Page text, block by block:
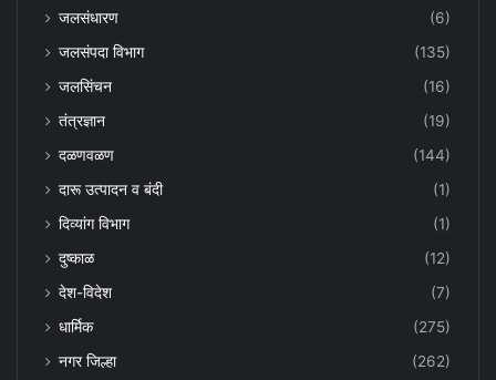
जलसंधारण
(6)
जलसंपदा विभाग
(135)
जलसिंचन
(16)
तंत्रज्ञान
(19)
दळणवळण
(144)
दारू उत्पादन व बंदी
(1)
दिव्यांग विभाग
(1)
दुष्काळ
(12)
देश-विदेश
(7)
धार्मिक
(275)
नगर जिल्हा
(262)